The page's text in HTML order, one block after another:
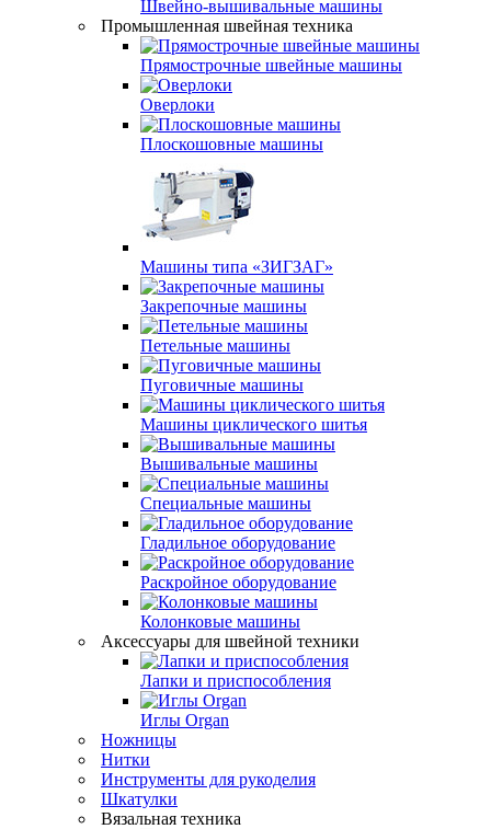
Швейно-вышивальные машины
Промышленная швейная техника
Прямострочные швейные машины
Оверлоки
Плоскошовные машины
Машины типа «ЗИГЗАГ»
Закрепочные машины
Петельные машины
Пуговичные машины
Машины циклического шитья
Вышивальные машины
Специальные машины
Гладильное оборудование
Раскройное оборудование
Колонковые машины
Аксессуары для швейной техники
Лапки и приспособления
Иглы Organ
Ножницы
Нитки
Инструменты для рукоделия
Шкатулки
Вязальная техника